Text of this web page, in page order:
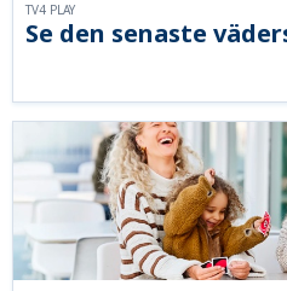
Se den senaste
TV4 PLAY